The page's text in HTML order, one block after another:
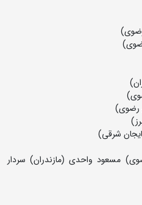
مسعود واحدی (مازندران) سردار